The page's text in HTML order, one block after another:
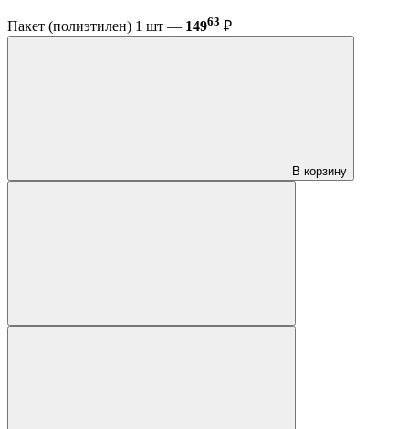
Пакет (полиэтилен) 1 шт — 14963 ₽
В корзину